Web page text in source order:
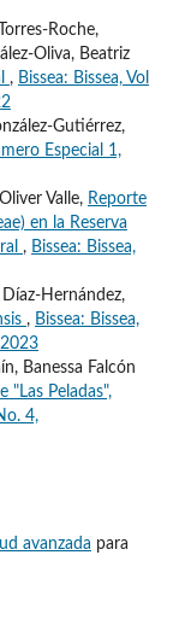
Roche,
Oliva, Beatriz
, Bissea: Bissea, Vol
Gutiérrez,
Especial 1,
Valle, Reporte
en la Reserva
, Bissea: Bissea,
Hernández,
, Bissea: Bissea,
Banessa Falcón
"Las Peladas",
4,
avanzada para